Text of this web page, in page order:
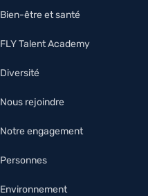
Bien-être et santé
FLY Talent Academy
Diversité
Nous rejoindre
Notre engagement
Personnes
Environnement